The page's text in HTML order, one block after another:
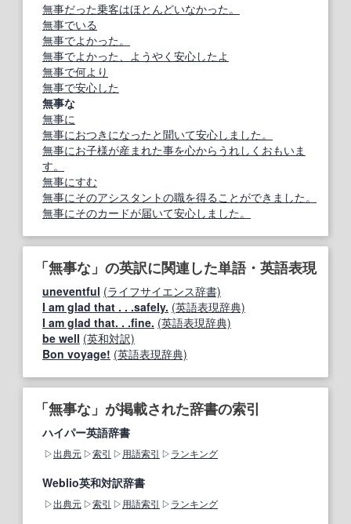
無事だった乗客はほとんどいなかった。
無事でいる
無事でよかった。
無事でよかった、ようやく安心したよ
無事で何より
無事で安心した
無事な
無事に
無事におつきになったと聞いて安心しました。
無事にお子様が産まれた事を心からうれしくおもいま
す。
無事にすむ
無事にそのアシスタントの職を得ることができました。
無事にそのカードが届いて安心しました。
「無事な」の英訳に関連した単語・英語表現
uneventful (ライフサイエンス辞書)
I am glad that . . .safely. (英語表現辞典)
I am glad that. . .fine. (英語表現辞典)
be well (英和対訳)
Bon voyage! (英語表現辞典)
「無事な」が掲載された辞書の索引
ハイパー英語辞書
出典元 索引 用語索引 ランキング
Weblio英和対訳辞書
出典元 索引 用語索引 ランキング